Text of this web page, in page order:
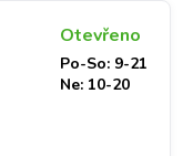
Otevřeno
Po-So: 9-21
Ne: 10-20